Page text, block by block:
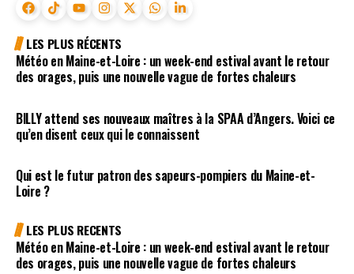
LES PLUS RÉCENTS
Météo en Maine-et-Loire : un week-end estival avant le retour
des orages, puis une nouvelle vague de fortes chaleurs
BILLY attend ses nouveaux maîtres à la SPAA d’Angers. Voici ce
qu’en disent ceux qui le connaissent
Qui est le futur patron des sapeurs-pompiers du Maine-et-
Loire ?
LES PLUS RECENTS
Météo en Maine-et-Loire : un week-end estival avant le retour
des orages, puis une nouvelle vague de fortes chaleurs